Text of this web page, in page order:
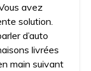
avez
solution.
d’auto
livrées
main suivant